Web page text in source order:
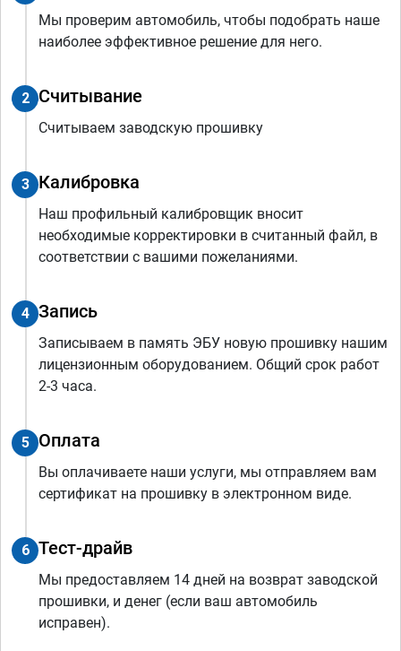
Мы проверим автомобиль, чтобы подобрать наше
наиболее эффективное решение для него.
2 Считывание
Считываем заводскую прошивку
3 Калибровка
Наш профильный калибровщик вносит
необходимые корректировки в считанный файл, в
соответствии с вашими пожеланиями.
4 Запись
Записываем в память ЭБУ новую прошивку нашим
лицензионным оборудованием. Общий срок работ
2-3 часа.
5 Оплата
Вы оплачиваете наши услуги, мы отправляем вам
сертификат на прошивку в электронном виде.
6 Тест-драйв
Мы предоставляем 14 дней на возврат заводской
прошивки, и денег (если ваш автомобиль
исправен).